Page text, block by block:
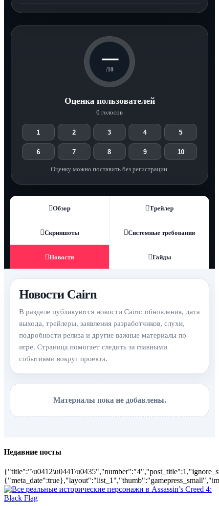
—
/10
Оценка пользователей
0 голосов
1 2 3 4 5
6 7 8 9 10
Оценку можно поставить без регистрации.
Обзор Трейлер
Скриншоты Системные требования
Новости Гайды
Новости Cairn
В разделе публикуются новости Cairn: обновления, дата
выхода, трейлеры, заявления разработчиков, слухи,
подробности релиза и другие важные материалы по
игре. Страница помогает следить за главными
событиями вокруг проекта.
Материалы пока не добавлены.
Недавние посты